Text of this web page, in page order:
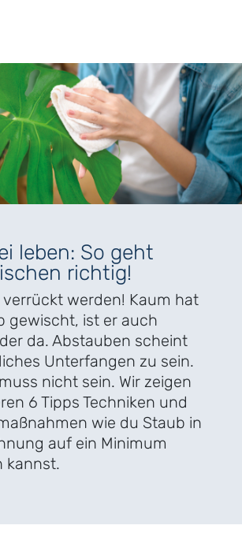
leben: So geht
richtig!
verrückt werden! Kaum hat
gewischt, ist er auch
da. Abstauben scheint
Unterfangen zu sein.
nicht sein. Wir zeigen
6 Tipps Techniken und
wie du Staub in
auf ein Minimum
kannst.